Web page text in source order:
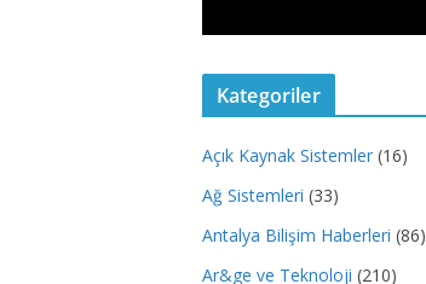
Kategoriler
Açık Kaynak Sistemler (16)
Ağ Sistemleri (33)
Antalya Bilişim Haberleri (86)
Ar&ge ve Teknoloji (210)